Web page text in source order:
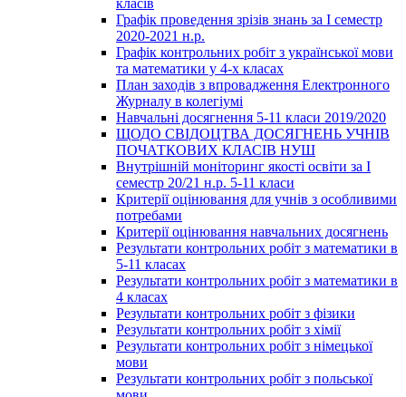
класів
Графік проведення зрізів знань за І семестр
2020-2021 н.р.
Графік контрольних робіт з української мови
та математики у 4-х класах
План заходів з впровадження Електронного
Журналу в колегіумі
Навчальні досягнення 5-11 класи 2019/2020
ЩОДО СВІДОЦТВА ДОСЯГНЕНЬ УЧНІВ
ПОЧАТКОВИХ КЛАСІВ НУШ
Внутрішній моніторинг якості освіти за І
семестр 20/21 н.р. 5-11 класи
Критерії оцінювання для учнів з особливими
потребами
Критерії оцінювання навчальних досягнень
Результати контрольних робіт з математики в
5-11 класах
Результати контрольних робіт з математики в
4 класах
Результати контрольних робіт з фізики
Результати контрольних робіт з хімії
Результати контрольних робіт з німецької
мови
Результати контрольних робіт з польської